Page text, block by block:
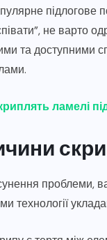
підлогове
не варто
та доступними
ламелі
проблеми,
технології